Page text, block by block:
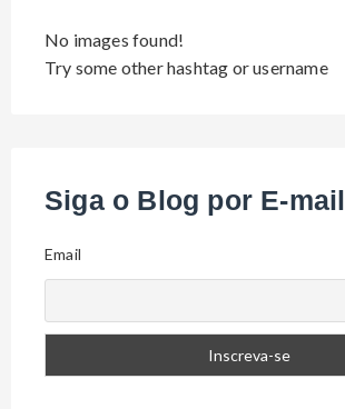
No images found!
Try some other hashtag or username
Siga o Blog por E-mail
Email